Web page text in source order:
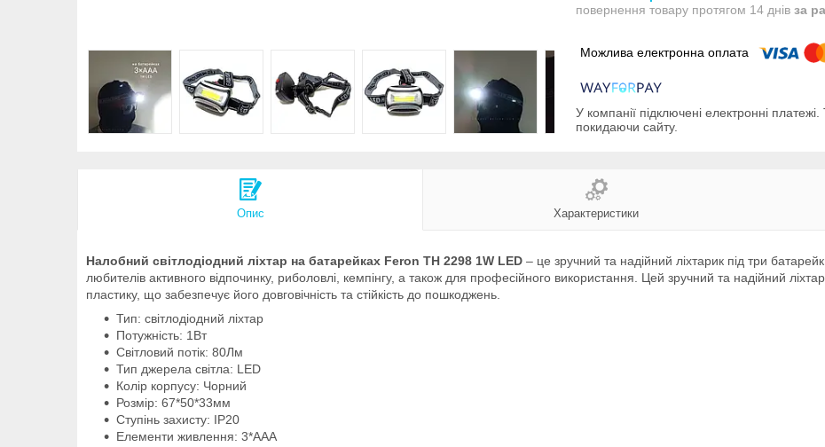
повернення товару протягом 14 днів за
У компанії підключені електронні
покидаючи сайту.
Опис Характеристики
Налобний світлодіодний ліхтар на батарейках Feron TH 2298 1W LED – це зручний та надійний ліхтарик під три
любителів активного відпочинку, риболовлі, кемпінгу, а також для професійного використання. Цей зручний та надійний
пластику, що забезпечує його довговічність та стійкість до пошкоджень.
Тип: світлодіодний ліхтар
Потужність: 1Вт
Світловий потік: 80Лм
Тип джерела світла: LED
Колір корпусу: Чорний
Розмір: 67*50*33мм
Ступінь захисту: IP20
Елементи живлення: 3*ААА